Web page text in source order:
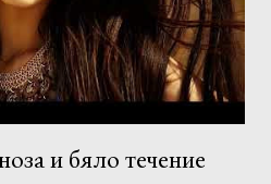
и бяло течение